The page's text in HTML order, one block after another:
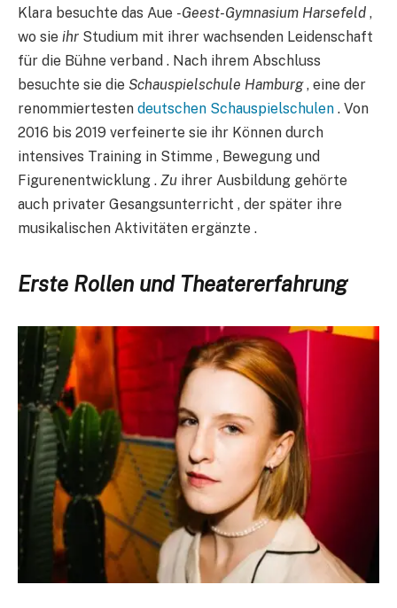
Klara besuchte das Aue -Geest-Gymnasium Harsefeld ,
wo sie ihr Studium mit ihrer wachsenden Leidenschaft
für die Bühne verband . Nach ihrem Abschluss
besuchte sie die Schauspielschule Hamburg, eine der
renommiertesten deutschen Schauspielschulen . Von
2016 bis 2019 verfeinerte sie ihr Können durch
intensives Training in Stimme , Bewegung und
Figurenentwicklung . Zu ihrer Ausbildung gehörte
auch privater Gesangsunterricht , der später ihre
musikalischen Aktivitäten ergänzte .
Erste Rollen und Theatererfahrung​